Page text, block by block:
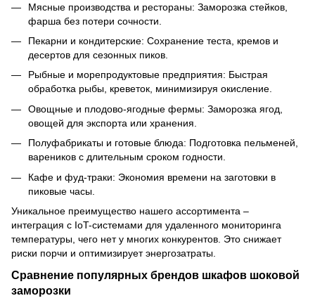
Мясные производства и рестораны: Заморозка стейков,
фарша без потери сочности.
Пекарни и кондитерские: Сохранение теста, кремов и
десертов для сезонных пиков.
Рыбные и морепродуктовые предприятия: Быстрая
обработка рыбы, креветок, минимизируя окисление.
Овощные и плодово-ягодные фермы: Заморозка ягод,
овощей для экспорта или хранения.
Полуфабрикаты и готовые блюда: Подготовка пельменей,
вареников с длительным сроком годности.
Кафе и фуд-траки: Экономия времени на заготовки в
пиковые часы.
Уникальное преимущество нашего ассортимента –
интеграция с IoT-системами для удаленного мониторинга
температуры, чего нет у многих конкурентов. Это снижает
риски порчи и оптимизирует энергозатраты.
Сравнение популярных брендов шкафов шоковой
заморозки